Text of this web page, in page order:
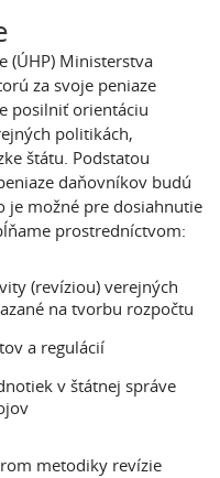
(ÚHP) Ministerstva
za svoje peniaze
posilniť orientáciu
politikách,
štátu. Podstatou
daňovníkov budú
je možné pre dosiahnutie
prostredníctvom:
(revíziou) verejných
na tvorbu rozpočtu
a regulácií
v štátnej správe
metodiky revízie